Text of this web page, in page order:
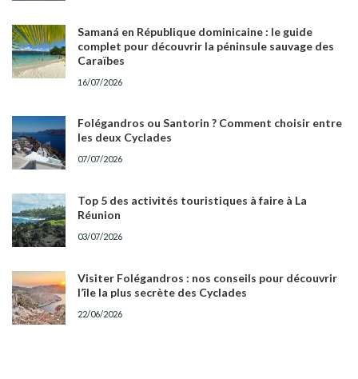
Samaná en République dominicaine : le guide
complet pour découvrir la péninsule sauvage des
Caraïbes
16/07/2026
Folégandros ou Santorin ? Comment choisir entre
les deux Cyclades
07/07/2026
Top 5 des activités touristiques à faire à La
Réunion
03/07/2026
Visiter Folégandros : nos conseils pour découvrir
l’île la plus secrète des Cyclades
22/06/2026